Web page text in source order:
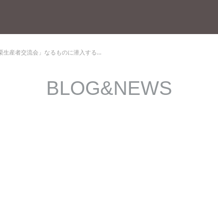
生産者交流会」なるものに潜入する…
BLOG&NEWS